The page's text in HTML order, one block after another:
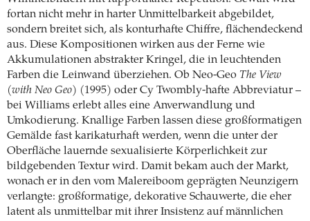
fortan nicht mehr in harter Unmittelbarkeit abgebildet,
sondern breitet sich, als konturhafte Chiffre, flächendeckend
aus. Diese Kompositionen wirken aus der Ferne wie
Akkumulationen abstrakter Kringel, die in leuchtenden
Farben die Leinwand überziehen. Ob Neo-Geo The View
(with Neo Geo) (1995) oder Cy Twombly-hafte Abbreviatur –
bei Williams erlebt alles eine Anverwandlung und
Umkodierung. Knallige Farben lassen diese großformatigen
Gemälde fast karikaturhaft werden, wenn die unter der
Oberfläche lauernde sexualisierte Körperlichkeit zur
bildgebenden Textur wird. Damit bekam auch der Markt,
wonach er in den vom Malereiboom geprägten Neunzigern
verlangte: großformatige, dekorative Schauwerte, die eher
latent als unmittelbar mit ihrer Insistenz auf männlichen